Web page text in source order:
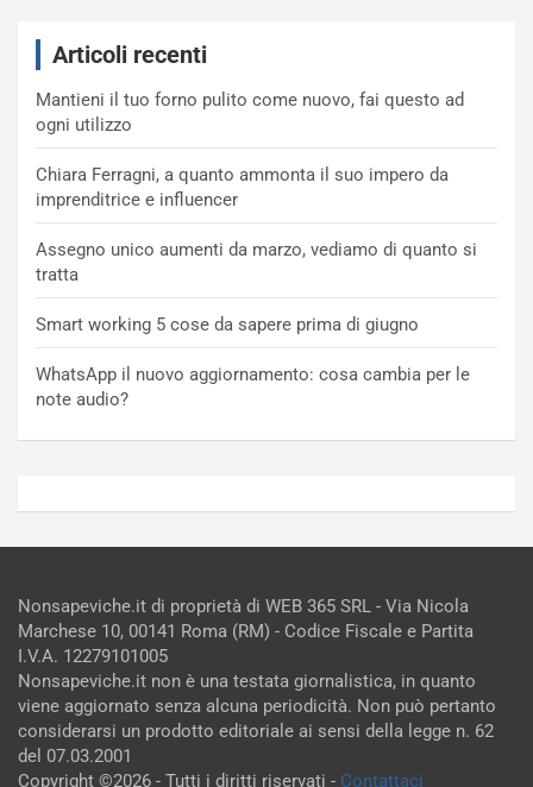
Articoli recenti
Mantieni il tuo forno pulito come nuovo, fai questo ad
ogni utilizzo
Chiara Ferragni, a quanto ammonta il suo impero da
imprenditrice e influencer
Assegno unico aumenti da marzo, vediamo di quanto si
tratta
Smart working 5 cose da sapere prima di giugno
WhatsApp il nuovo aggiornamento: cosa cambia per le
note audio?
Nonsapeviche.it di proprietà di WEB 365 SRL - Via Nicola
Marchese 10, 00141 Roma (RM) - Codice Fiscale e Partita
I.V.A. 12279101005
Nonsapeviche.it non è una testata giornalistica, in quanto
viene aggiornato senza alcuna periodicità. Non può pertanto
considerarsi un prodotto editoriale ai sensi della legge n. 62
del 07.03.2001
Copyright ©2026 - Tutti i diritti riservati - Contattaci